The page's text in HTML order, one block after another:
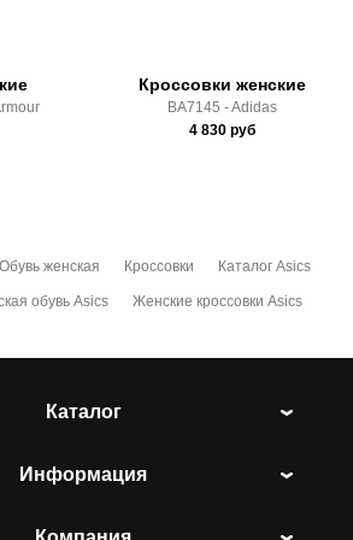
Кроссовки женские
BA7145 - Adidas
4 830 руб
Обувь женская Кроссовки Каталог Asics
обувь Asics Женские кроссовки Asics
Каталог
Информация